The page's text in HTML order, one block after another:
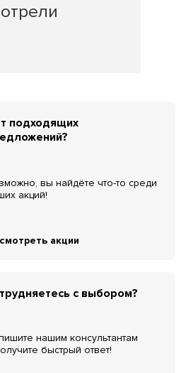
подходящих
вы найдёте что-то среди
акций!
акции
с выбором?
нашим консультантам
быстрый ответ!